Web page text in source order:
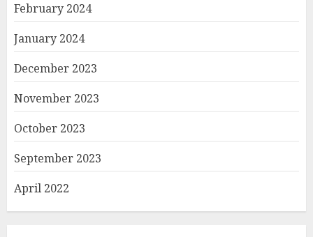
February 2024
January 2024
December 2023
November 2023
October 2023
September 2023
April 2022